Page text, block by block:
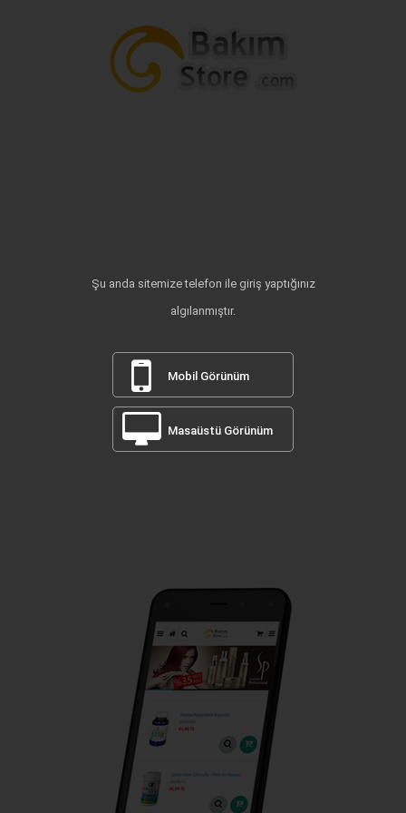
Şu anda sitemize telefon ile giriş yaptığınız
algılanmıştır.
Mobil Görünüm
Masaüstü Görünüm